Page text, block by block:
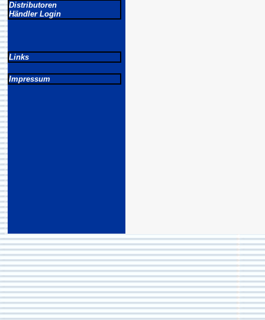
Distributoren
Händler Login
Links
Impressum